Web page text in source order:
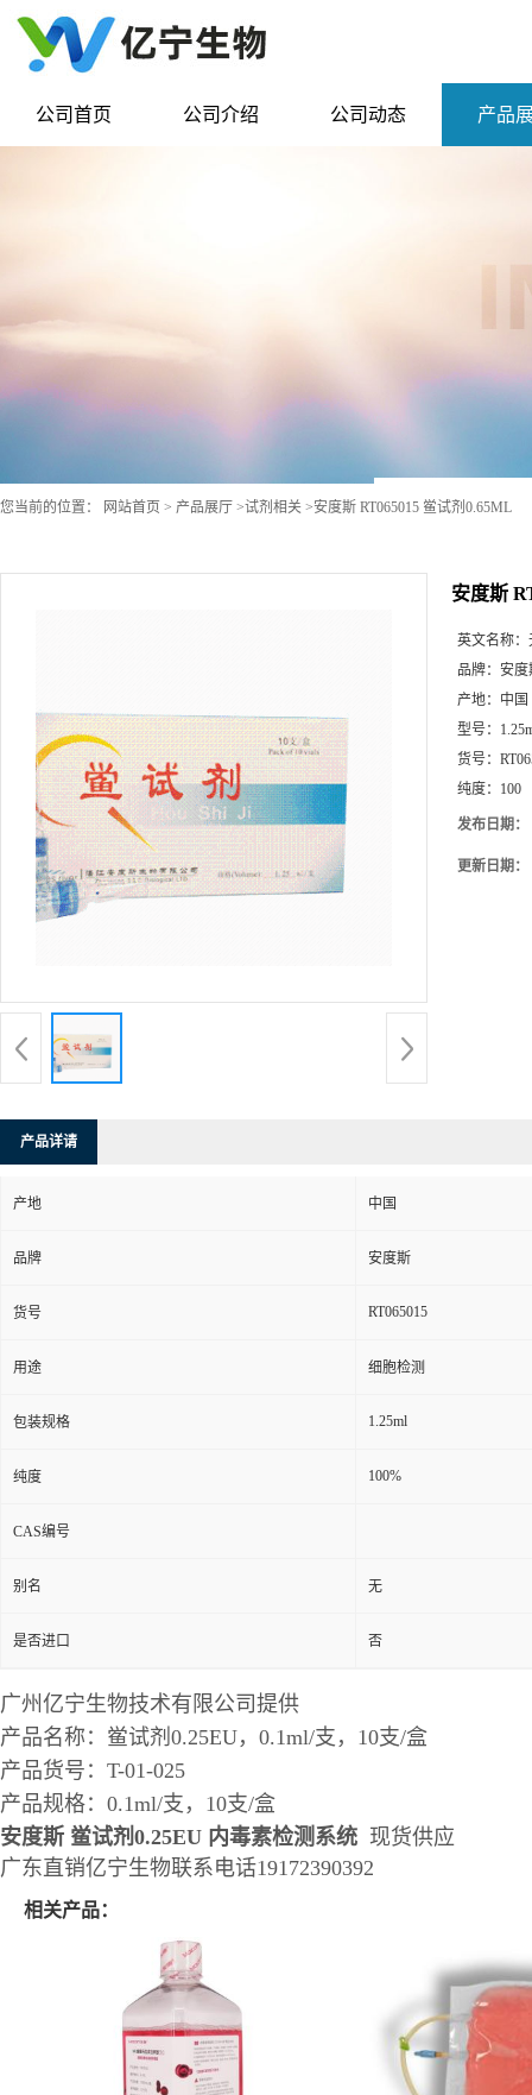
公司首页 公司介绍 公司动态 产品
您当前的位置： 网站首页 > 产品展厅 >试剂相关 >安度斯 RT065015 鲎试剂0.65ML
安度斯
英文名称：
品牌： 安度
产地： 中国
型号：
货号：
纯度： 100
发布日期：
更新日期：
产品详请
产地 中国
品牌 安度斯
货号 RT065015
用途 细胞检测
包装规格 1.25ml
纯度 100%
CAS编号
别名 无
是否进口 否
广州亿宁生物技术有限公司提供
产品名称：鲎试剂0.25EU，0.1ml/支，10支/盒
产品货号：T-01-025
产品规格：0.1ml/支，10支/盒
安度斯 鲎试剂0.25EU 内毒素检测系统 现货供应
广东直销亿宁生物联系电话19172390392
相关产品：